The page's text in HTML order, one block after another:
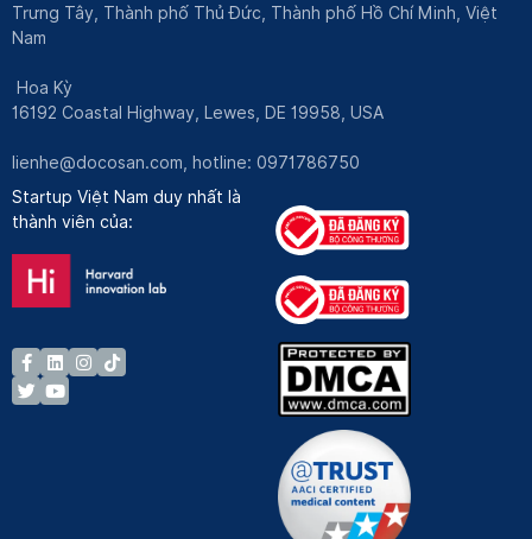
Trưng Tây, Thành phố Thủ Đức, Thành phố Hồ Chí Minh, Việt
Nam
Hoa Kỳ
16192 Coastal Highway, Lewes, DE 19958, USA
lienhe@docosan.com , hotline: 0971786750
Startup Việt Nam duy nhất là
thành viên của: